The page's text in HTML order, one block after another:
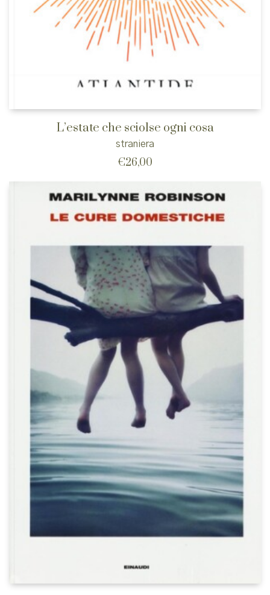
L’estate che sciolse ogni cosa
straniera
€26,00